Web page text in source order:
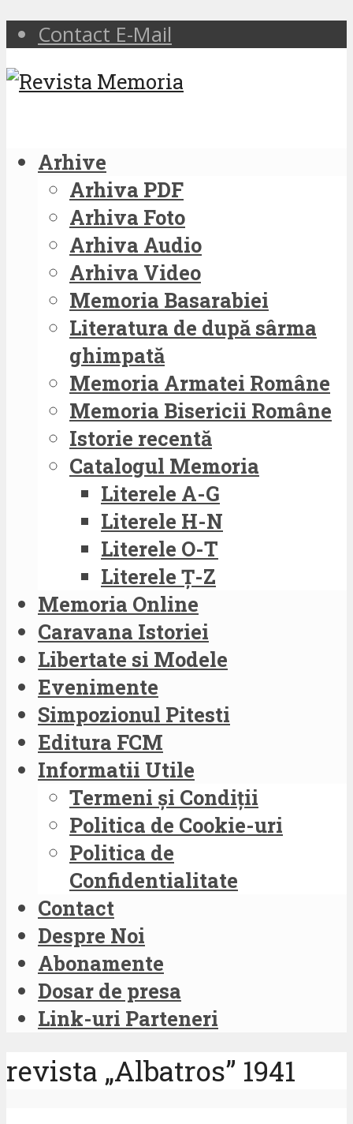
Contact E-Mail
Arhive
Arhiva PDF
Arhiva Foto
Arhiva Audio
Arhiva Video
Memoria Basarabiei
Literatura de după sârma
ghimpată
Memoria Armatei Române
Memoria Bisericii Române
Istorie recentă
Catalogul Memoria
Literele A-G
Literele H-N
Literele O-T
Literele Ț-Z
Memoria Online
Caravana Istoriei
Libertate si Modele
Evenimente
Simpozionul Pitesti
Editura FCM
Informatii Utile
Termeni și Condiții
Politica de Cookie-uri
Politica de
Confidentialitate
Contact
Despre Noi
Abonamente
Dosar de presa
Link-uri Parteneri
revista „Albatros” 1941